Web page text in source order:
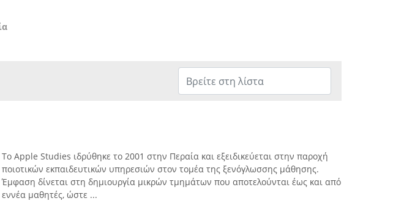
Το Apple Studies ιδρύθηκε το 2001 στην Περαία και εξειδικεύεται στην παροχή
ποιοτικών εκπαιδευτικών υπηρεσιών στον τομέα της ξενόγλωσσης μάθησης.
Έμφαση δίνεται στη δημιουργία μικρών τμημάτων που αποτελούνται έως και από
εννέα μαθητές, ώστε ...